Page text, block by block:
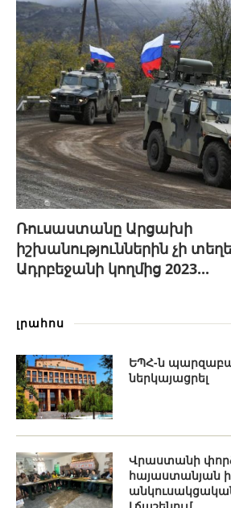
Ռուսաստանը Արցախի
իշխանություններին չի
Ադրբեջանի կողմից 2023...
լրահոս
ԵՊՀ-ն
ներկայացրել
Վրաստանի
հայաստանյան